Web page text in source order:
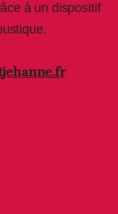
à un dispositif